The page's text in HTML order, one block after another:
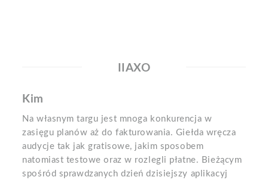
IIAXO
Kim
Na własnym targu jest mnoga konkurencja w
zasięgu planów aż do fakturowania. Giełda wręcza
audycje tak jak gratisowe, jakim sposobem
natomiast testowe oraz w rozlegli płatne. Bieżącym
spośród sprawdzanych dzień dzisiejszy aplikacyj